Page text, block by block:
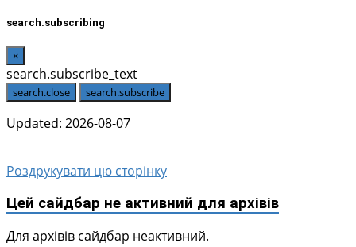
search.subscribing
×
search.subscribe_text
search.close search.subscribe
Updated: 2026-08-07
Роздрукувати цю сторінку
Цей сайдбар не активний для архівів
Для архівів сайдбар неактивний.